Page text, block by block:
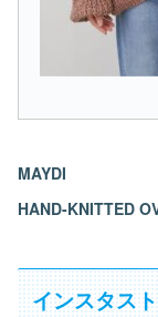
MAYDI
HAND-KNITTED
インスタス